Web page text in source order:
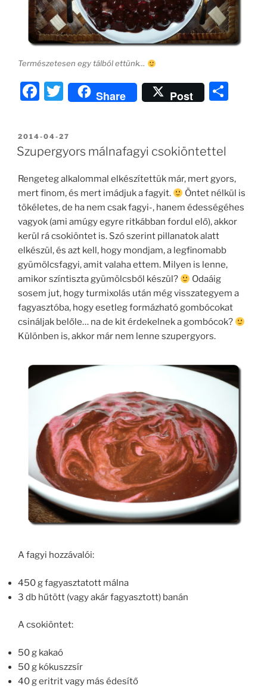
Természetesen egy tálból ettünk…
F
c
e
o
o
k
T
w
itt
er
Share Post
e
g
BEKÜLDVE:
2014-04-27
Szupergyors málnafagyi csokiöntettel
Rengeteg alkalommal elkészítettük már, mert gyors,
mert finom, és mert imádjuk a fagyit.
Öntet nélkül is
tökéletes, de ha nem csak fagyi-, hanem édességéhes
vagyok (ami amúgy egyre ritkábban fordul elő), akkor
kerül rá csokiöntet is. Szó szerint pillanatok alatt
elkészül, és azt kell, hogy mondjam, a legfinomabb
gyümölcsfagyi, amit valaha ettem. Milyen is lenne,
amikor színtiszta gyümölcsből készül?
Odaáig
sosem jut, hogy turmixolás után még visszategyem a
fagyasztóba, hogy esetleg formázható gombócokat
csináljak belőle… na de kit érdekelnek a gombócok?
Különben is, akkor már nem lenne szupergyors.
A fagyi hozzávalói:
450 g fagyasztatott málna
3 db hűtött (vagy akár fagyasztott) banán
A csokiöntet:
50 g kakaó
50 g kókuszzsír
40 g eritrit vagy más édesítő